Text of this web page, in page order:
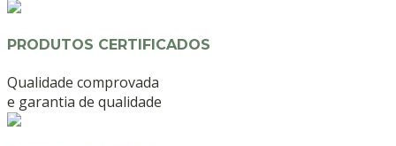
PRODUTOS CERTIFICADOS
Qualidade comprovada
e garantia de qualidade